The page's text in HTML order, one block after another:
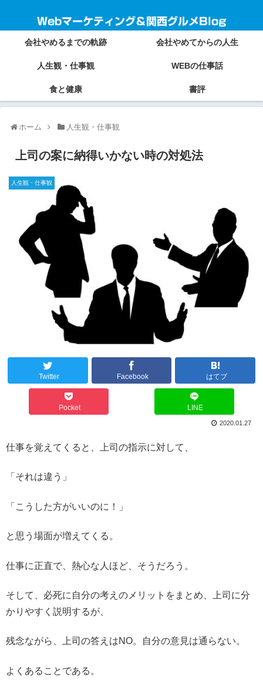
Webマーケティング＆関西グルメBlog
会社やめるまでの軌跡 会社やめてからの人生
人生観・仕事観 WEBの仕事話
食と健康 書評
ホーム 人生観・仕事観
上司の案に納得いかない時の対処法
人生観・仕事観
Twitter Facebook はてブ
Pocket LINE
2020.01.27
仕事を覚えてくると、上司の指示に対して、
「それは違う」
「こうした方がいいのに！」
と思う場面が増えてくる。
仕事に正直で、熱心な人ほど、そうだろう。
そして、必死に自分の考えのメリットをまとめ、上司に分
かりやすく説明するが、
残念ながら、上司の答えはNO。自分の意見は通らない。
よくあることである。